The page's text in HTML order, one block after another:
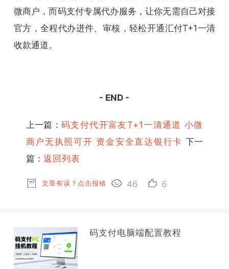
微商户，而码支付专属代办服务，让你无需自己对接
官方，全程代办进件、审核，轻松开通汇付T+1一清
收款通道。
- END -
上一篇：码支付代开富友T+1一清通道 小微
商户无执照可开 资金安全直达银行卡 下一
篇： 返回列表
文章有误？点击报错 46 6
码支付电脑端配置教程